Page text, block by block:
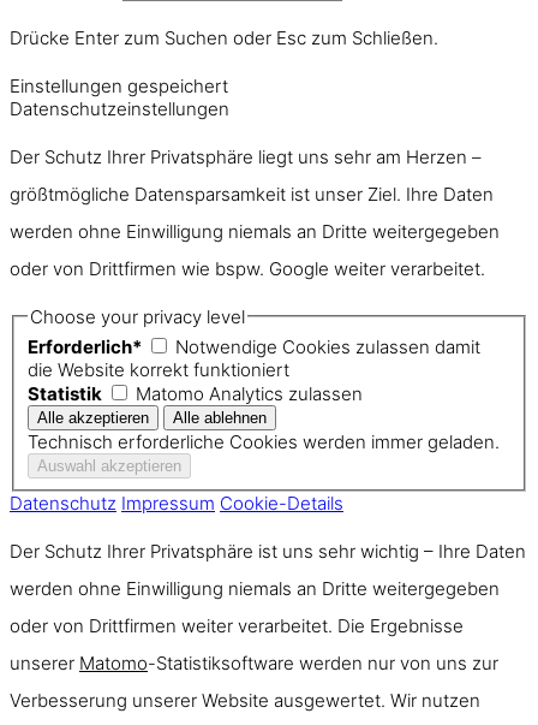
Drücke Enter zum Suchen oder Esc zum Schließen.
Einstellungen gespeichert
Datenschutzeinstellungen
Der Schutz Ihrer Privatsphäre liegt uns sehr am Herzen –
größtmögliche Datensparsamkeit ist unser Ziel. Ihre Daten
werden ohne Einwilligung niemals an Dritte weitergegeben
oder von Drittfirmen wie bspw. Google weiter verarbeitet.
Choose your privacy level
Erforderlich*
Notwendige Cookies zulassen damit
die Website korrekt funktioniert
Statistik
Matomo Analytics zulassen
Technisch erforderliche Cookies werden immer geladen.
Datenschutz Impressum Cookie-Details
Der Schutz Ihrer Privatsphäre ist uns sehr wichtig – Ihre Daten
werden ohne Einwilligung niemals an Dritte weitergegeben
oder von Drittfirmen weiter verarbeitet. Die Ergebnisse
unserer Matomo-Statistiksoftware werden nur von uns zur
Verbesserung unserer Website ausgewertet. Wir nutzen